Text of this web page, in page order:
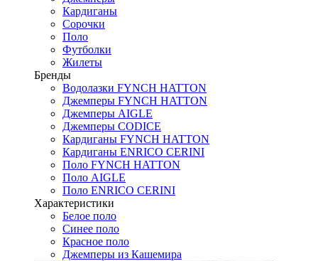
Кардиганы
Сорочки
Поло
Футболки
Жилеты
Бренды
Водолазки FYNCH HATTON
Джемперы FYNCH HATTON
Джемперы AIGLE
Джемперы CODICE
Кардиганы FYNCH HATTON
Кардиганы ENRICO CERINI
Поло FYNCH HATTON
Поло AIGLE
Поло ENRICO CERINI
Характеристики
Белое поло
Синее поло
Красное поло
Джемперы из Кашемира